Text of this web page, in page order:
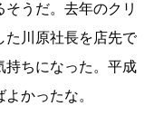
うだ。去年のクリ
た川原社長を店先で
持ちになった。平成
かったな。